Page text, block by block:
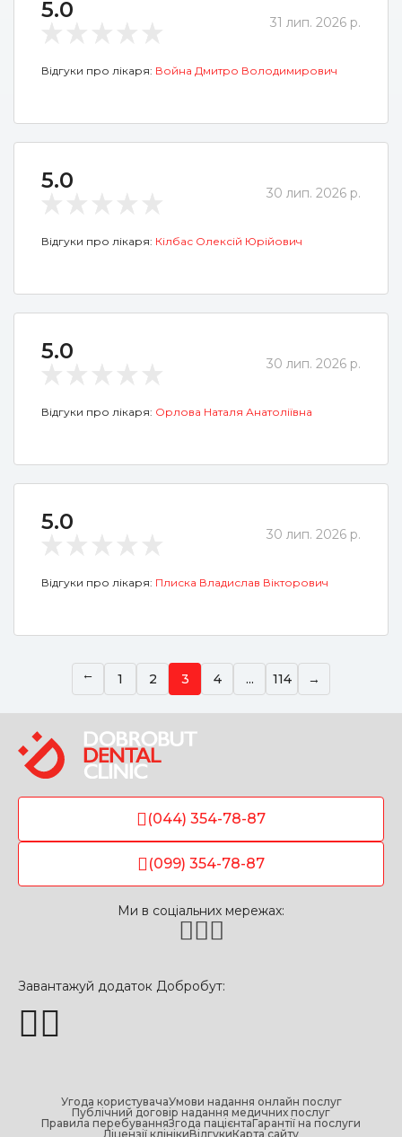
5.0 31 лип. 2026 р.
Відгуки про лікаря: Война Дмитро Володимирович
5.0 30 лип. 2026 р.
Відгуки про лікаря: Кілбас Олексій Юрійович
5.0 30 лип. 2026 р.
Відгуки про лікаря: Орлова Наталя Анатоліївна
5.0 30 лип. 2026 р.
Відгуки про лікаря: Плиска Владислав Вікторович
→ 1 2 3 4 ... 114 →
(044) 354-78-87
(099) 354-78-87
Ми в соціальних мережах:
Завантажуй додаток Добробут:
Угода користувачаУмови надання онлайн послуг
Публічний договір надання медичних послуг
Правила перебуванняЗгода пацієнтаГарантії на послуги
Ліцензії клінікиВідгукиКарта сайту